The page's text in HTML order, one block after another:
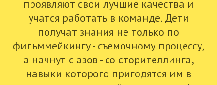
проявляют свои лучшие качества и
учатся работать в команде. Дети
получат знания не только по
фильммейкингу - съемочному процессу,
а начнут с азов - со сторителлинга,
навыки которого пригодятся им в